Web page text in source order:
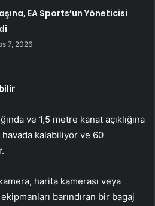
EA Sports’un Yöneticisi
7, 2026
ve 1,5 metre kanat açıklığına
kalabiliyor ve 60
harita kamerası veya
barındıran bir bagaj